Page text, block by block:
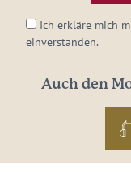
Ich erkläre mich
einverstanden.
Auch den